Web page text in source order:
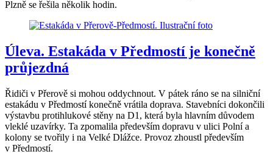
Plzně se řešila několik hodin.
Úleva. Estakáda v Předmostí je konečně
průjezdná
Řidiči v Přerově si mohou oddychnout. V pátek ráno se na silniční
estakádu v Předmostí konečně vrátila doprava. Stavebníci dokončili
výstavbu protihlukové stěny na D1, která byla hlavním důvodem
vleklé uzavírky. Ta zpomalila především dopravu v ulici Polní a
kolony se tvořily i na Velké Dlážce. Provoz zhoustl především
v Předmostí.